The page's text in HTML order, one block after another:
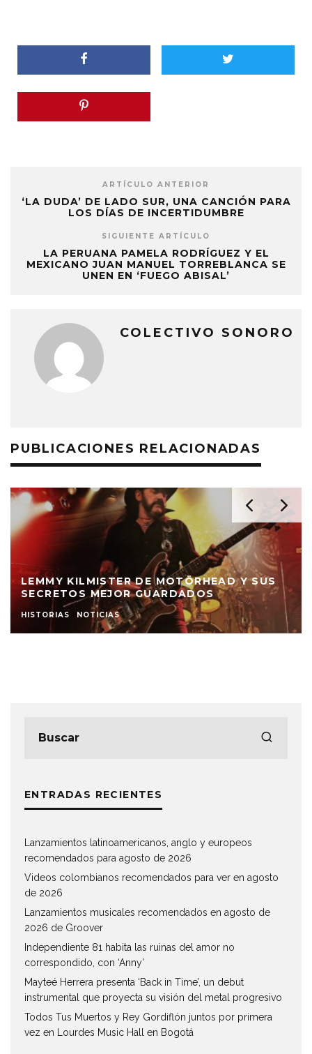
ARTÍCULO ANTERIOR
‘LA DUDA’ DE LADO SUR, UNA CANCIÓN PARA
LOS DÍAS DE INCERTIDUMBRE
SIGUIENTE ARTÍCULO
LA PERUANA PAMELA RODRÍGUEZ Y EL
MEXICANO JUAN MANUEL TORREBLANCA SE
UNEN EN ‘FUEGO ABISAL’
COLECTIVO SONORO
PUBLICACIONES RELACIONADAS
LEMMY KILMISTER DE MOTÖRHEAD Y SUS
SECRETOS MEJOR GUARDADOS
HISTORIAS NOTICIAS
ENTRADAS RECIENTES
Lanzamientos latinoamericanos, anglo y europeos
recomendados para agosto de 2026
Videos colombianos recomendados para ver en agosto
de 2026
Lanzamientos musicales recomendados en agosto de
2026 de Groover
Independiente 81 habita las ruinas del amor no
correspondido, con ‘Anny’
Mayteé Herrera presenta ‘Back in Time’, un debut
instrumental que proyecta su visión del metal progresivo
Todos Tus Muertos y Rey Gordiflón juntos por primera
vez en Lourdes Music Hall en Bogotá